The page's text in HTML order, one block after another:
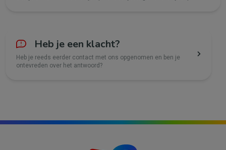
Heb je een klacht?
Heb je reeds eerder contact met ons opgenomen en ben je
ontevreden over het antwoord?